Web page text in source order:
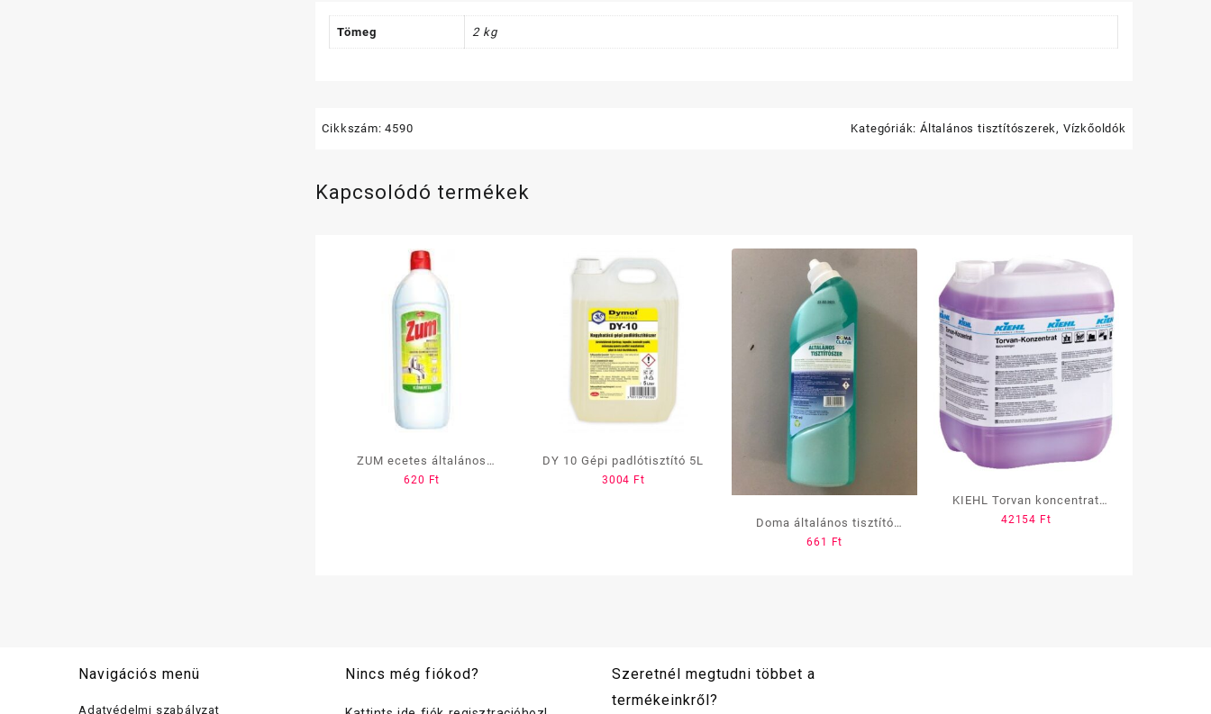
Tömeg 2 kg
Cikkszám:4590 Kategóriák: Általános tisztítószerek , Vízkőoldók
Kapcsolódó termékek
ZUM ecetes általános
tiszítószer, 1 L
620 Ft
DY 10 Gépi padlótisztító 5L
3004 Ft
Doma általános tisztító
alkoholos 750 ml (Green
661 Ft
KIEHL Torvan koncentrat
10l
42154 Ft
Navigációs menü
Adatvédelmi szabályzat
Nincs még fiókod?
Szeretnél megtudni többet a
termékeinkről?